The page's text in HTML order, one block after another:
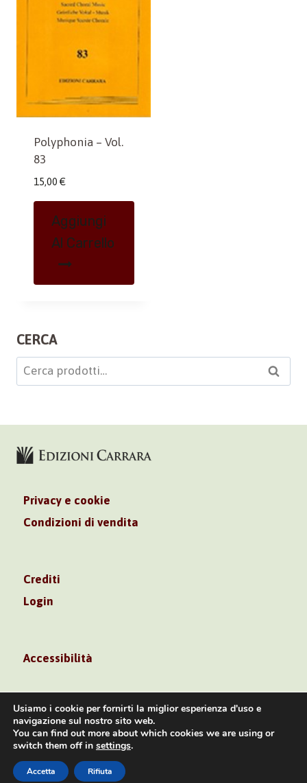
Polyphonia – Vol.
83
15,00 €
Aggiungi
Al Carrello
CERCA
Cerca: Cerca
Privacy e cookie
Condizioni di vendita
Crediti
Login
Accessibilità
Volontè & Co. Srl – P.I. 06181480960 –
Usiamo i cookie per fornirti la miglior esperienza d'uso e
navigazione sul nostro sito web.
You can find out more about which cookies we are using or
switch them off in settings.
Accetta Rifiuta